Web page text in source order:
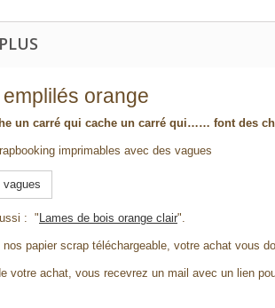
orange
un carré qui cache un carré qui…… font des
imprimables avec des vagues
vagues
: " Lames de bois orange clair".
papier scrap téléchargeable, votre achat vous
votre achat, vous recevrez un mail avec un lien